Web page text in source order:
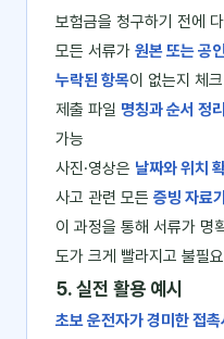
보험금을 청구하기 전에
모든 서류가 원본 또는 공
누락된 항목이 없는지 체크
제출 파일 명칭과 순서 정리
가능
사진·영상은 날짜와 위치
사고 관련 모든 증빙 자료
이 과정을 통해 서류가 명
도가 크게 빨라지고 불필
5. 실전 활용 예시
초보 운전자가 경미한 접촉